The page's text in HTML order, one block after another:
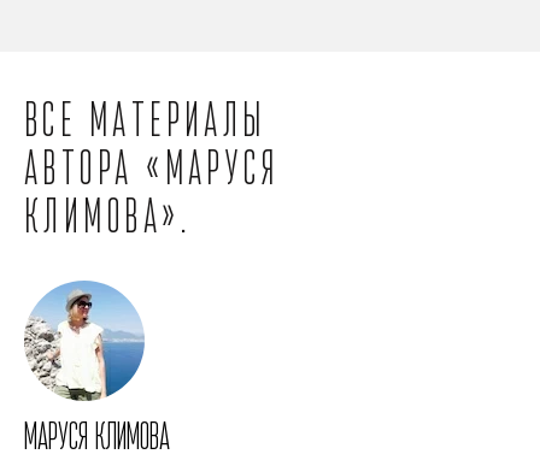
Все материалы
автора «Маруся
Климова».
Маруся Климова